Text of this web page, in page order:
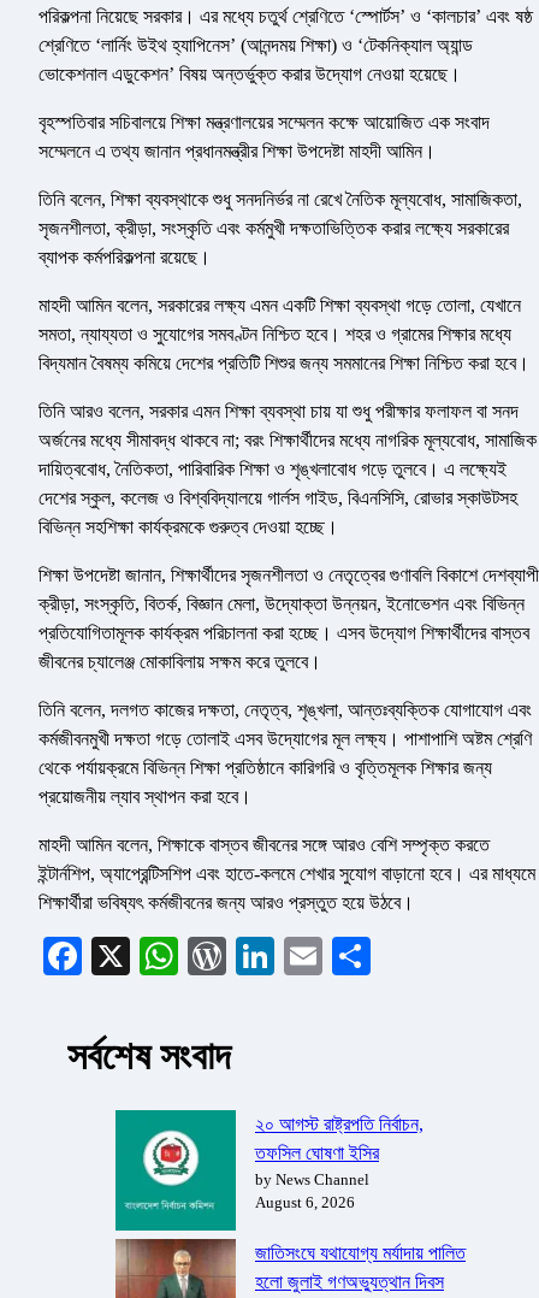
পরিকল্পনা নিয়েছে সরকার। এর মধ্যে চতুর্থ শ্রেণিতে ‘স্পোর্টস’ ও ‘কালচার’ এবং ষষ্ঠ
শ্রেণিতে ‘লার্নিং উইথ হ্যাপিনেস’ (আনন্দময় শিক্ষা) ও ‘টেকনিক্যাল অ্যান্ড
ভোকেশনাল এডুকেশন’ বিষয় অন্তর্ভুক্ত করার উদ্যোগ নেওয়া হয়েছে।
বৃহস্পতিবার সচিবালয়ে শিক্ষা মন্ত্রণালয়ের সম্মেলন কক্ষে আয়োজিত এক সংবাদ
সম্মেলনে এ তথ্য জানান প্রধানমন্ত্রীর শিক্ষা উপদেষ্টা মাহদী আমিন।
তিনি বলেন, শিক্ষা ব্যবস্থাকে শুধু সনদনির্ভর না রেখে নৈতিক মূল্যবোধ, সামাজিকতা,
সৃজনশীলতা, ক্রীড়া, সংস্কৃতি এবং কর্মমুখী দক্ষতাভিত্তিক করার লক্ষ্যে সরকারের
ব্যাপক কর্মপরিকল্পনা রয়েছে।
মাহদী আমিন বলেন, সরকারের লক্ষ্য এমন একটি শিক্ষা ব্যবস্থা গড়ে তোলা, যেখানে
সমতা, ন্যায্যতা ও সুযোগের সমবণ্টন নিশ্চিত হবে। শহর ও গ্রামের শিক্ষার মধ্যে
বিদ্যমান বৈষম্য কমিয়ে দেশের প্রতিটি শিশুর জন্য সমমানের শিক্ষা নিশ্চিত করা হবে।
তিনি আরও বলেন, সরকার এমন শিক্ষা ব্যবস্থা চায় যা শুধু পরীক্ষার ফলাফল বা সনদ
অর্জনের মধ্যে সীমাবদ্ধ থাকবে না; বরং শিক্ষার্থীদের মধ্যে নাগরিক মূল্যবোধ, সামাজিক
দায়িত্ববোধ, নৈতিকতা, পারিবারিক শিক্ষা ও শৃঙ্খলাবোধ গড়ে তুলবে। এ লক্ষ্যেই
দেশের স্কুল, কলেজ ও বিশ্ববিদ্যালয়ে গার্লস গাইড, বিএনসিসি, রোভার স্কাউটসহ
বিভিন্ন সহশিক্ষা কার্যক্রমকে গুরুত্ব দেওয়া হচ্ছে।
শিক্ষা উপদেষ্টা জানান, শিক্ষার্থীদের সৃজনশীলতা ও নেতৃত্বের গুণাবলি বিকাশে দেশব্যাপী
ক্রীড়া, সংস্কৃতি, বিতর্ক, বিজ্ঞান মেলা, উদ্যোক্তা উন্নয়ন, ইনোভেশন এবং বিভিন্ন
প্রতিযোগিতামূলক কার্যক্রম পরিচালনা করা হচ্ছে। এসব উদ্যোগ শিক্ষার্থীদের বাস্তব
জীবনের চ্যালেঞ্জ মোকাবিলায় সক্ষম করে তুলবে।
তিনি বলেন, দলগত কাজের দক্ষতা, নেতৃত্ব, শৃঙ্খলা, আন্তঃব্যক্তিক যোগাযোগ এবং
কর্মজীবনমুখী দক্ষতা গড়ে তোলাই এসব উদ্যোগের মূল লক্ষ্য। পাশাপাশি অষ্টম শ্রেণি
থেকে পর্যায়ক্রমে বিভিন্ন শিক্ষা প্রতিষ্ঠানে কারিগরি ও বৃত্তিমূলক শিক্ষার জন্য
প্রয়োজনীয় ল্যাব স্থাপন করা হবে।
মাহদী আমিন বলেন, শিক্ষাকে বাস্তব জীবনের সঙ্গে আরও বেশি সম্পৃক্ত করতে
ইন্টার্নশিপ, অ্যাপ্রেন্টিসশিপ এবং হাতে-কলমে শেখার সুযোগ বাড়ানো হবে। এর মাধ্যমে
শিক্ষার্থীরা ভবিষ্যৎ কর্মজীবনের জন্য আরও প্রস্তুত হয়ে উঠবে।
Facebook
X WhatsApp
WordPress
LinkedIn
Email
সর্বশেষ সংবাদ
২০ আগস্ট রাষ্ট্রপতি নির্বাচন,
তফসিল ঘোষণা ইসির
by News Channel
August 6, 2026
জাতিসংঘে যথাযোগ্য মর্যাদায় পালিত
হলো জুলাই গণঅভ্যুত্থান দিবস